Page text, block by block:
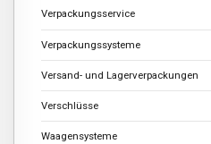
Verpackungsservice
Verpackungssysteme
Versand- und Lagerverpackungen
Verschlüsse
Waagensysteme